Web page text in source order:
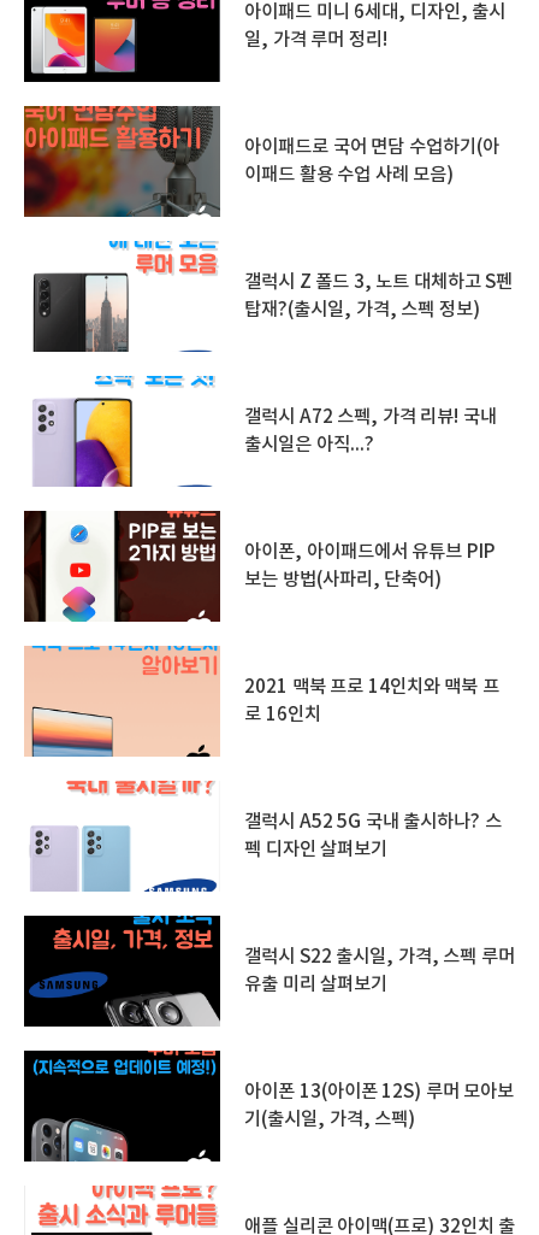
아이패드 미니 6세대, 디자인, 출시
일, 가격 루머 정리!
아이패드로 국어 면담 수업하기(아
이패드 활용 수업 사례 모음)
갤럭시 Z 폴드 3, 노트 대체하고 S펜
탑재?(출시일, 가격, 스펙 정보)
갤럭시 A72 스펙, 가격 리뷰! 국내
출시일은 아직...?
아이폰, 아이패드에서 유튜브 PIP
보는 방법(사파리, 단축어)
2021 맥북 프로 14인치와 맥북 프
로 16인치
갤럭시 A52 5G 국내 출시하나? 스
펙 디자인 살펴보기
갤럭시 S22 출시일, 가격, 스펙 루머
유출 미리 살펴보기
아이폰 13(아이폰 12S) 루머 모아보
기(출시일, 가격, 스펙)
애플 실리콘 아이맥(프로) 32인치 출